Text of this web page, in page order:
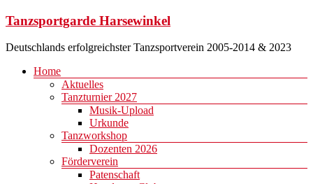
Zum
springen
Tanzsportgarde Harsewinkel
Deutschlands erfolgreichster Tanzsportverein 2005-2014 & 2023
Menü
Home
Aktuelles
Tanzturnier 2027
Musik-Upload
Urkunde
Tanzworkshop
Dozenten 2026
Förderverein
Patenschaft